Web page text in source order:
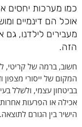
כמו מערכות יחסים
אוכל הם דינמיים
מעבירים לילדנו,
הזה.
חשוב, ברמה של קריטי,
המקום של ייסורי מצפון
בביטחון עצמי, ולשלל
אכילה או הפרעות
הישיר בין הגורם לתוצאה.